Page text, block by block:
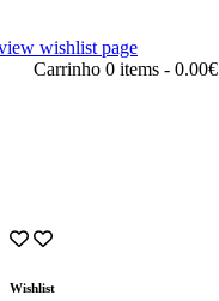
wishlist page
Carrinho 0 items - 0.00€
Wishlist